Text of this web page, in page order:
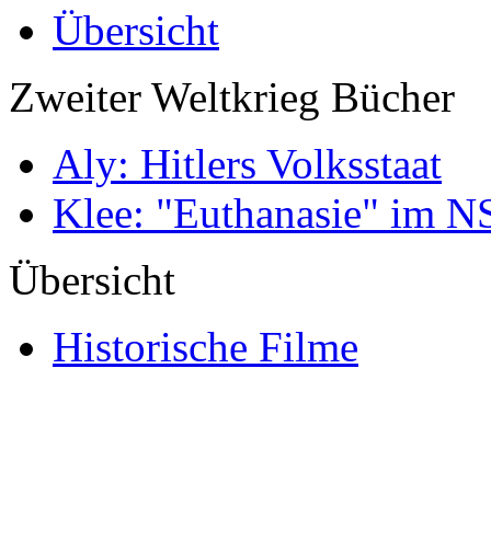
Übersicht
Zweiter Weltkrieg Bücher
Aly: Hitlers Volksstaat
Klee: "Euthanasie" im
Übersicht
Historische Filme